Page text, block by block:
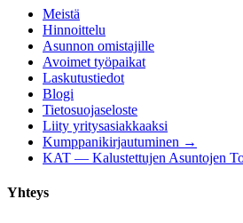
Meistä
Hinnoittelu
Asunnon omistajille
Avoimet työpaikat
Laskutustiedot
Blogi
Tietosuojaseloste
Liity yritysasiakkaaksi
Kumppanikirjautuminen →
KAT — Kalustettujen Asuntojen
Yhteys